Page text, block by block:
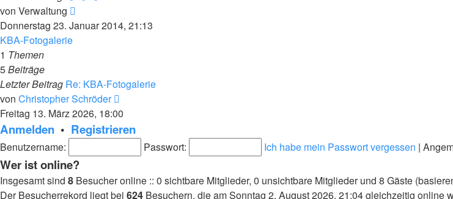
von Verwaltung
Beitrag
Donnerstag 23. Januar 2014, 21:13
KBA-Fotogalerie
1 Themen
5Beiträge
Letzter Beitrag Re: KBA-Fotogalerie
von Christopher Schröder
Beitrag
Freitag 13. März 2026, 18:00
Anmelden • Registrieren
Benutzername: Passwort: Ich habe mein Passwort vergessen |
Wer ist online?
Insgesamt sind 8 Besucher online :: 0 sichtbare Mitglieder, 0 unsichtbare Mitglieder und 8 Gäste
Der Besucherrekord liegt bei 624 Besuchern, die am Sonntag 2. August 2026, 21:04 gleichzeitig online